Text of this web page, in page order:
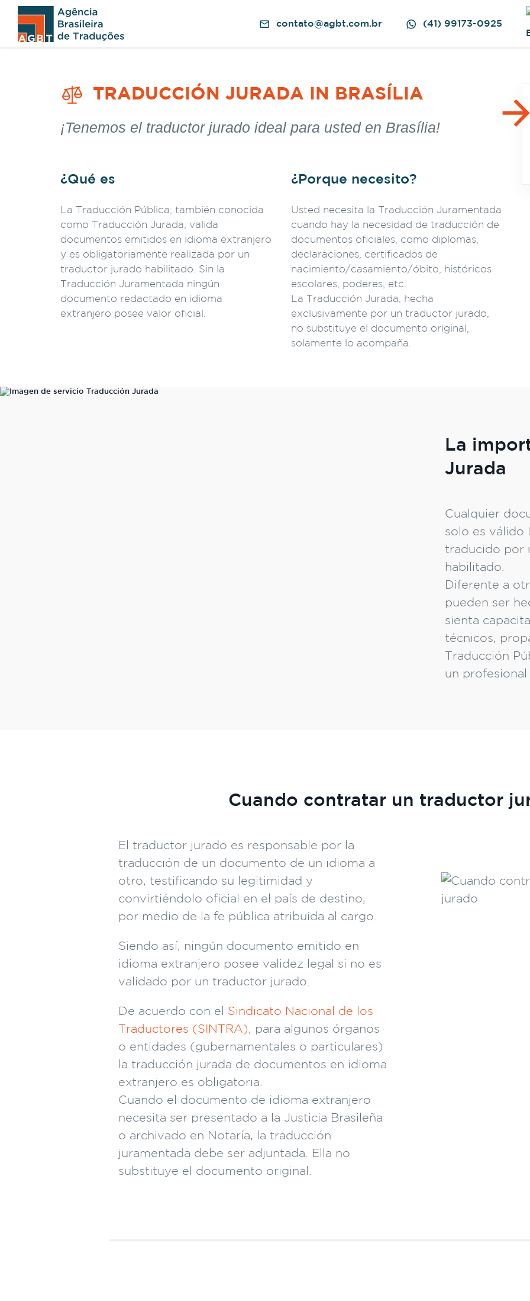
contato@agbt.com.br (41) 99173-0925
TRADUCCIÓN JURADA IN BRASÍLIA
¡Tenemos el traductor jurado ideal para usted en Brasília!
¿Qué es
La Traducción Pública, también conocida
como Traducción Jurada, valida
documentos emitidos en idioma extranjero
y es obligatoriamente realizada por un
traductor jurado habilitado. Sin la
Traducción Juramentada ningún
documento redactado en idioma
extranjero posee valor oficial.
¿Porque necesito?
Usted necesita la Traducción Juramentada
cuando hay la necesidad de traducción de
documentos oficiales, como diplomas,
declaraciones, certificados de
nacimiento/casamiento/óbito, históricos
escolares, poderes, etc.
La Traducción Jurada, hecha
exclusivamente por un traductor jurado,
no substituye el documento original,
solamente lo acompaña.
La
Jurada
Cualquier
solo es válido
traducido por
habilitado.
Diferente a
pueden ser
sienta
técnicos,
Traducción
un
Cuando contratar un traductor
El traductor jurado es responsable por la
traducción de un documento de un idioma a
otro, testificando su legitimidad y
convirtiéndolo oficial en el país de destino,
por medio de la fe pública atribuida al cargo.
Siendo así, ningún documento emitido en
idioma extranjero posee validez legal si no es
validado por un traductor jurado.
De acuerdo con el Sindicato Nacional de los
Traductores (SINTRA), para algunos órganos
o entidades (gubernamentales o particulares)
la traducción jurada de documentos en idioma
extranjero es obligatoria.
Cuando el documento de idioma extranjero
necesita ser presentado a la Justicia Brasileña
o archivado en Notaría, la traducción
juramentada debe ser adjuntada. Ella no
substituye el documento original.